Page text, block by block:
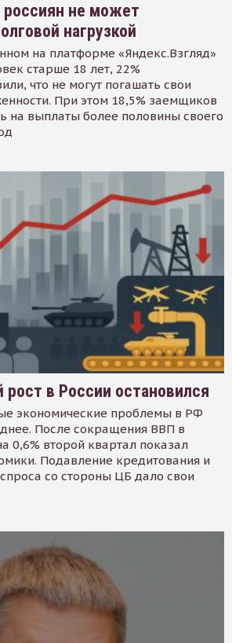
не может
нагрузкой
на платформе «Яндекс.Взгляд»
старше 18 лет, 22%
что не могут погашать свои
При этом 18,5% заемщиков
на выплаты более половины своего
в России остановился
экономические проблемы в РФ
После сокращения ВВП в
0,6% второй квартал показал
Подавление кредитования и
со стороны ЦБ дало свои